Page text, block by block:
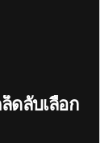
ดลับเลือก